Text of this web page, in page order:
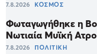
7.8.2026 ΚΟΣΜΟΣ
Φωταγωγήθηκε η
Νωτιαία Μυϊκή
7.8.2026 ΠΟΛΙΤΙΚΗ